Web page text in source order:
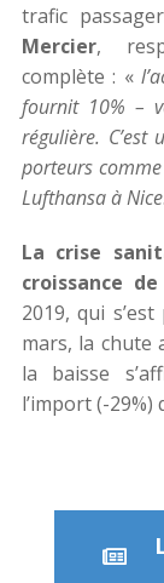
trafic
Mercier,
complète : «
fournit 10% –
régulière.
porteurs
Lufthansa à Nice
La crise
croissance
2019, qui
mars, la chute
la baisse
l’import (-29%)